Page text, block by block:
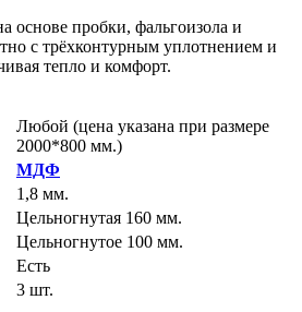
основе пробки, фальгоизола и
с трёхконтурным уплотнением и
тепло и комфорт.
Любой (цена указана при размере
2000*800 мм.)
МДФ
1,8 мм.
Цельногнутая 160 мм.
Цельногнутое 100 мм.
Есть
3 шт.